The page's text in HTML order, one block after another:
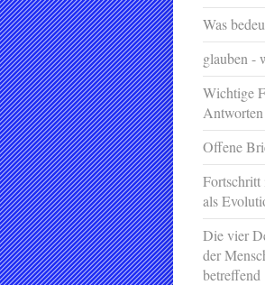
Was
glauben -
Wichtige
Antworten
Offene
Fortschritt
als
Die vier
der
betreffend